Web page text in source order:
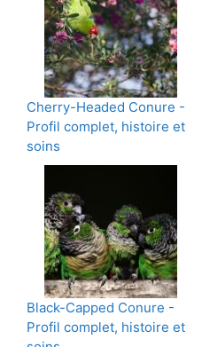
Cherry-Headed Conure -
Profil complet, histoire et
soins
Black-Capped Conure -
Profil complet, histoire et